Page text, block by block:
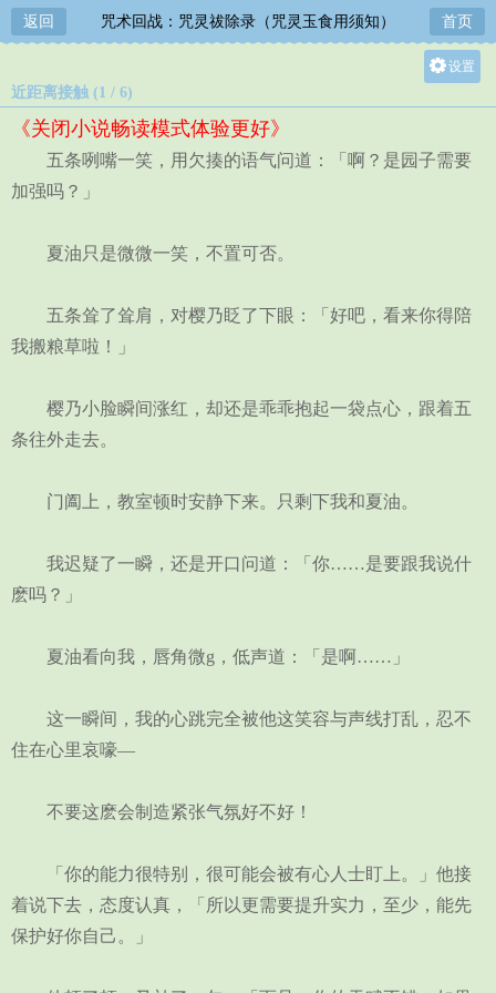
返回 咒术回战：咒灵祓除录（咒灵玉食用须知） 首页
设置
中
近距离接触 (1 / 6)
《关闭小说畅读模式体验更好》
五条咧嘴一笑，用欠揍的语气问道：「啊？是园子需要
加强吗？」
夏油只是微微一笑，不置可否。
五条耸了耸肩，对樱乃眨了下眼：「好吧，看来你得陪
我搬粮草啦！」
樱乃小脸瞬间涨红，却还是乖乖抱起一袋点心，跟着五
条往外走去。
门阖上，教室顿时安静下来。只剩下我和夏油。
我迟疑了一瞬，还是开口问道：「你……是要跟我说什
麽吗？」
夏油看向我，唇角微g，低声道：「是啊……」
这一瞬间，我的心跳完全被他这笑容与声线打乱，忍不
住在心里哀嚎—
不要这麽会制造紧张气氛好不好！
「你的能力很特别，很可能会被有心人士盯上。」他接
着说下去，态度认真，「所以更需要提升实力，至少，能先
保护好你自己。」